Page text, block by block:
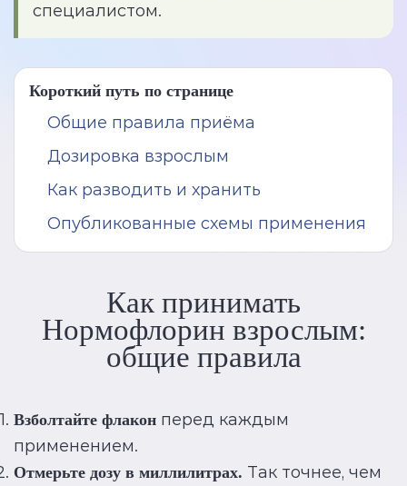
специалистом.
Короткий путь по странице
Общие правила приёма
Дозировка взрослым
Как разводить и хранить
Опубликованные схемы применения
Как принимать
Нормофлорин взрослым:
общие правила
Взболтайте флакон перед каждым
применением.
Отмерьте дозу в миллилитрах. Так точнее, чем